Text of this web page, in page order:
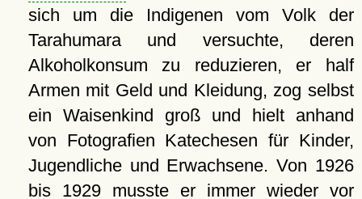
sich um die Indigenen vom Volk der
Tarahumara und versuchte, deren
Alkoholkonsum zu reduzieren, er half
Armen mit Geld und Kleidung, zog selbst
ein Waisenkind groß und hielt anhand
von Fotografien Katechesen für Kinder,
Jugendliche und Erwachsene. Von 1926
bis 1929 musste er immer wieder vor